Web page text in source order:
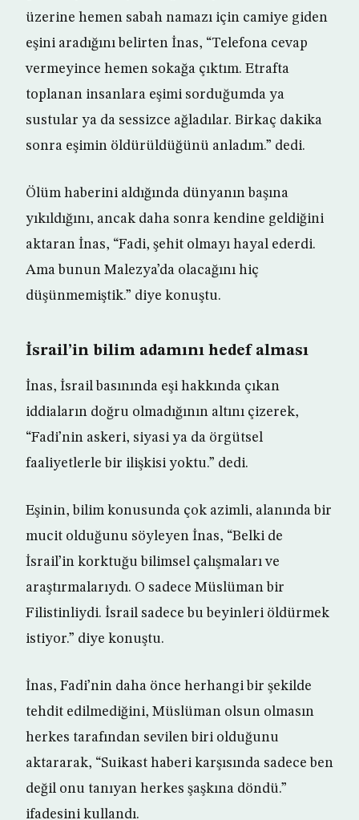
üzerine hemen sabah namazı için camiye giden
eşini aradığını belirten İnas, “Telefona cevap
vermeyince hemen sokağa çıktım. Etrafta
toplanan insanlara eşimi sorduğumda ya
sustular ya da sessizce ağladılar. Birkaç dakika
sonra eşimin öldürüldüğünü anladım.” dedi.
Ölüm haberini aldığında dünyanın başına
yıkıldığını, ancak daha sonra kendine geldiğini
aktaran İnas, “Fadi, şehit olmayı hayal ederdi.
Ama bunun Malezya’da olacağını hiç
düşünmemiştik.” diye konuştu.
İsrail’in bilim adamını hedef alması
İnas, İsrail basınında eşi hakkında çıkan
iddiaların doğru olmadığının altını çizerek,
“Fadi’nin askeri, siyasi ya da örgütsel
faaliyetlerle bir ilişkisi yoktu.” dedi.
Eşinin, bilim konusunda çok azimli, alanında bir
mucit olduğunu söyleyen İnas, “Belki de
İsrail’in korktuğu bilimsel çalışmaları ve
araştırmalarıydı. O sadece Müslüman bir
Filistinliydi. İsrail sadece bu beyinleri öldürmek
istiyor.” diye konuştu.
İnas, Fadi’nin daha önce herhangi bir şekilde
tehdit edilmediğini, Müslüman olsun olmasın
herkes tarafından sevilen biri olduğunu
aktararak, “Suikast haberi karşısında sadece ben
değil onu tanıyan herkes şaşkına döndü.”
ifadesini kullandı.